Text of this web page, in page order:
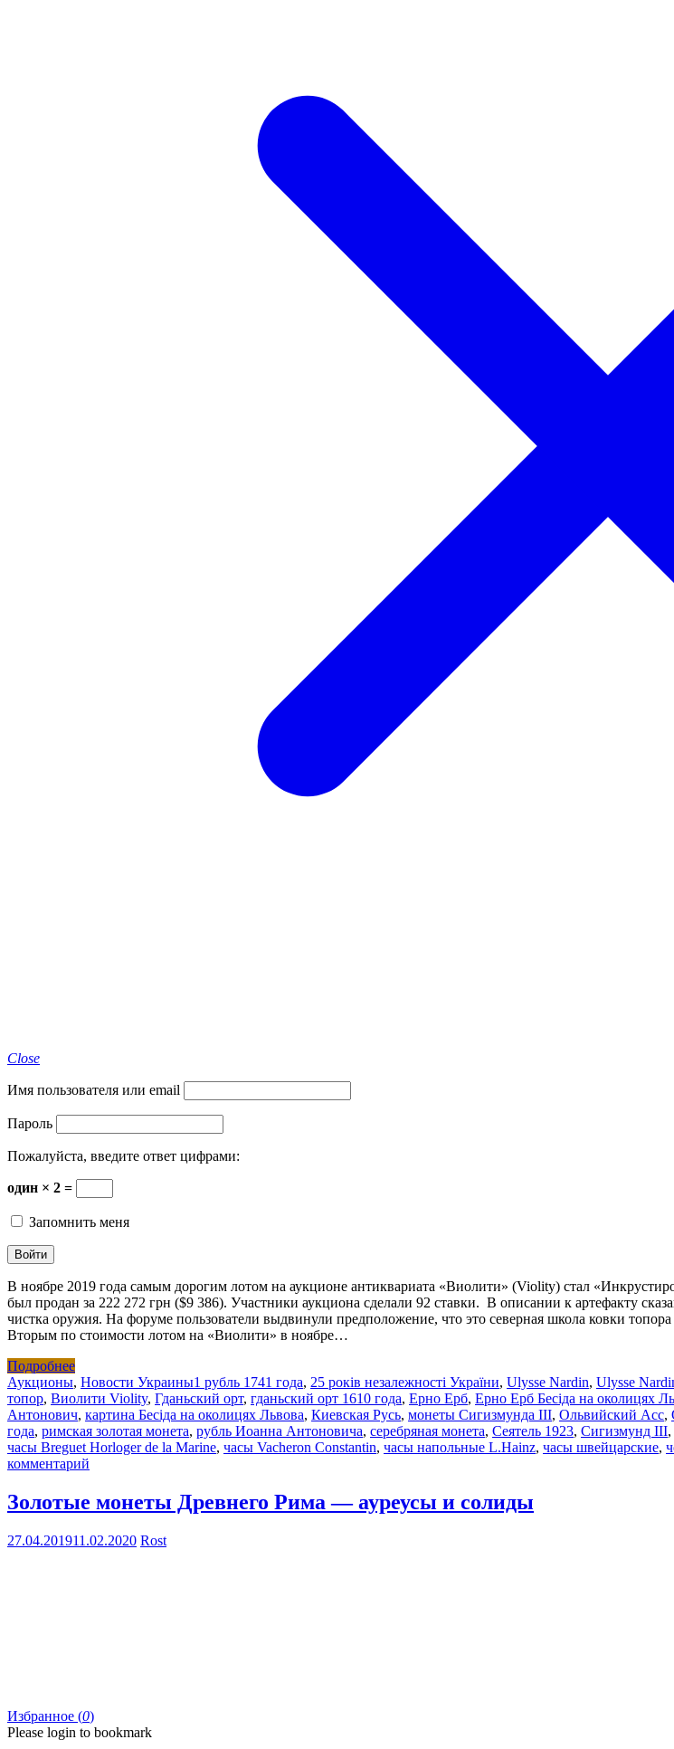
Close
Имя пользователя или email
Пароль
Пожалуйста, введите ответ цифрами:
один × 2 =
Запомнить меня
В ноябре 2019 года самым дорогим лотом на аукционе антиквариата «Виолити» (Violity) стал
был продан за 222 272 грн ($9 386). Участники аукциона сделали 92 ставки. В описании к артефакту
чистка оружия. На форуме пользователи выдвинули предположение, что это северная школа ковки
Вторым по стоимости лотом на «Виолити» в ноябре…
Подробнее
Аукционы, Новости Украины1 рубль 1741 года, 25 років незалежності України, Ulysse Nardin, Ulysse
топор, Виолити Violity, Гданьский орт, гданьский орт 1610 года, Ерно Ерб, Ерно Ерб Бесіда на околицях
Антонович, картина Бесіда на околицях Львова, Киевская Русь, монеты Сигизмунда III, Ольвийский Асс,
года, римская золотая монета, рубль Иоанна Антоновича, серебряная монета, Сеятель 1923, Сигизмунд III,
часы Breguet Horloger de la Marine, часы Vacheron Constantin, часы напольные L.Hainz, часы швейцарские,
комментарий
Золотые монеты Древнего Рима — ауреусы и солиды
27.04.201911.02.2020 Rost
Избранное (0)
Please login to bookmark